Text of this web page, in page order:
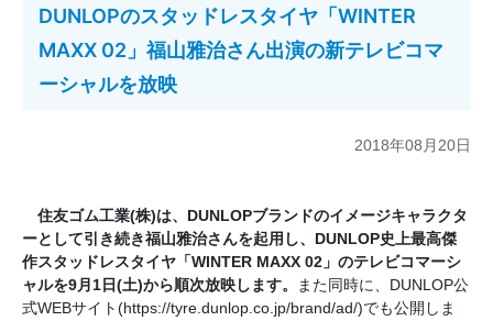
DUNLOPのスタッドレスタイヤ「WINTER
MAXX 02」福山雅治さん出演の新テレビコマ
ーシャルを放映
2018年08月20日
住友ゴム工業(株)は、DUNLOPブランドのイメージキャラクタ
ーとして引き続き福山雅治さんを起用し、DUNLOP史上最高傑
作スタッドレスタイヤ「WINTER MAXX 02」のテレビコマーシ
ャルを9月1日(土)から順次放映します。
また同時に、DUNLOP公
式WEBサイト(https://tyre.dunlop.co.jp/brand/ad/)でも公開しま